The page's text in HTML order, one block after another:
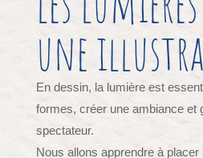
une
En dessin, la lumière est
formes, créer une ambiance et
spectateur.
Nous allons apprendre à